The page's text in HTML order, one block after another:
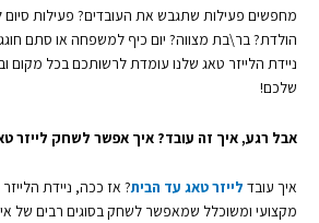
מחפשים פעילות שתגבש את העובדים? פעילות סיום
הולדת? בר\בת מצווה? יום כיף למשפחה או סתם
ניידת הלייזר טאג שלנו עומדת לרשותכם בכל מקום
שלכם!
אבל רגע, איך זה עובד? איך אפשר לשחק לייזר
איך עובד לייזר טאג עד הבית? אז ככה, ניידת
מקצועי ומשוכלל שמאפשר לשחק בסוגים רבים של